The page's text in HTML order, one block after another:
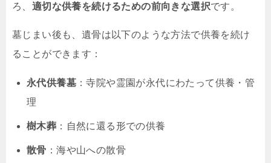
ろ、 適切な供養を続けるための前向きな選択です。
墓じまい後も、遺骨は以下のような方法で供養を続け
ることができます：
永代供養墓 ：寺院や霊園が永代にわたって供養・管
理
樹木葬 ：自然に還る形での供養
散骨 ：海や山への散骨